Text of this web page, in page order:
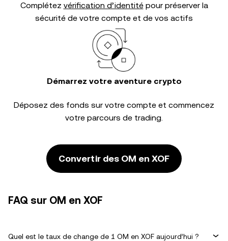
Complétez vérification d’identitépour préserver la
sécurité de votre compte et de vos actifs
Démarrez votre aventure crypto
Déposez des fonds sur votre compte et commencez
votre parcours de trading.
Convertir des OM en XOF
FAQ sur OM en XOF
Quel est le taux de change de 1 OM en XOF aujourd’hui ?